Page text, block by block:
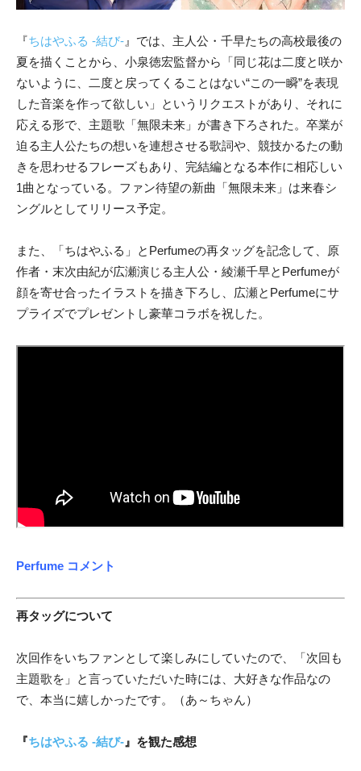
『ちはやふる -結び- 』では、主人公・千早たちの高校最後の
夏を描くことから、小泉徳宏監督から「同じ花は二度と咲か
ないように、二度と戻ってくることはない“この一瞬”を表現
した音楽を作って欲しい」というリクエストがあり、それに
応える形で、主題歌「無限未来」が書き下ろされた。卒業が
迫る主人公たちの想いを連想させる歌詞や、競技かるたの動
きを思わせるフレーズもあり、完結編となる本作に相応しい
1曲となっている。ファン待望の新曲「無限未来」は来春シ
ングルとしてリリース予定。
また、「ちはやふる」とPerfumeの再タッグを記念して、原
作者・末次由紀が広瀬演じる主人公・綾瀬千早とPerfumeが
顔を寄せ合ったイラストを描き下ろし、広瀬とPerfumeにサ
プライズでプレゼントし豪華コラボを祝した。
Perfume コメント
再タッグについて
次回作をいちファンとして楽しみにしていたので、「次回も
主題歌を」と言っていただいた時には、大好きな作品なの
で、本当に嬉しかったです。（あ～ちゃん）
『ちはやふる -結び- 』を観た感想